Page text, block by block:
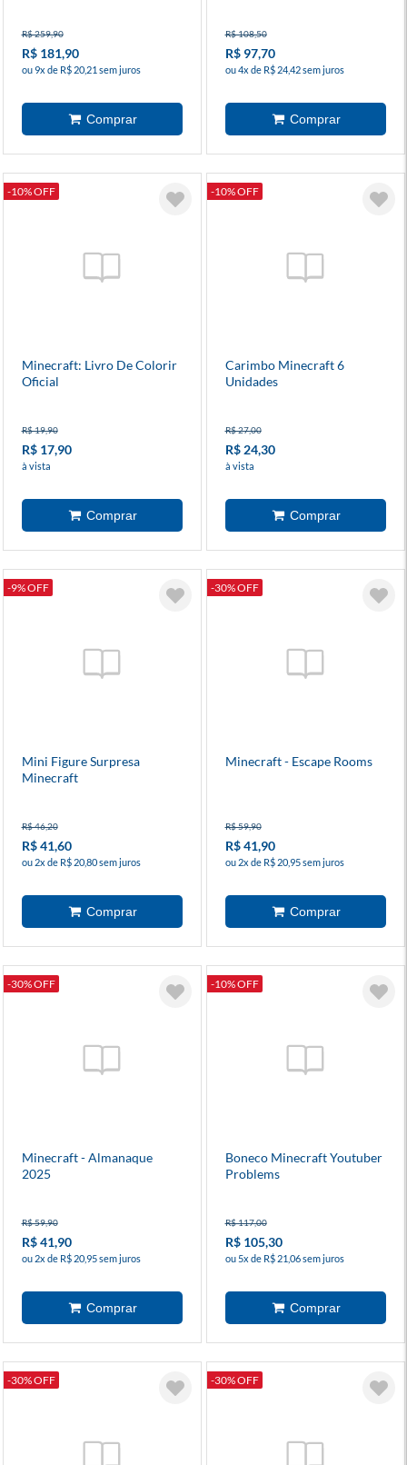
R$ 259,90
R$ 181,90
ou 9x de R$ 20,21 sem juros
R$ 108,50
R$ 97,70
ou 4x de R$ 24,42 sem juros
-10% OFF
Minecraft: Livro De Colorir
Oficial
R$ 19,90
R$ 17,90
à vista
-10% OFF
Carimbo Minecraft 6
Unidades
R$ 27,00
R$ 24,30
à vista
-9% OFF
Mini Figure Surpresa
Minecraft
R$ 46,20
R$ 41,60
ou 2x de R$ 20,80 sem juros
-30% OFF
Minecraft - Escape Rooms
R$ 59,90
R$ 41,90
ou 2x de R$ 20,95 sem juros
-30% OFF
Minecraft - Almanaque
2025
R$ 59,90
R$ 41,90
ou 2x de R$ 20,95 sem juros
-10% OFF
Boneco Minecraft Youtuber
Problems
R$ 117,00
R$ 105,30
ou 5x de R$ 21,06 sem juros
-30% OFF -30% OFF